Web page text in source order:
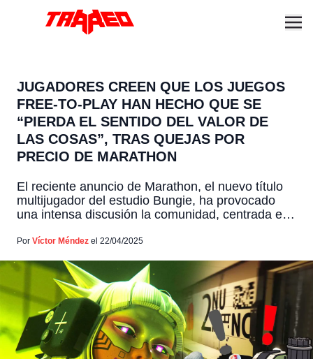
JUGADORES CREEN QUE LOS JUEGOS
FREE-TO-PLAY HAN HECHO QUE SE
“PIERDA EL SENTIDO DEL VALOR DE
LAS COSAS”, TRAS QUEJAS POR
PRECIO DE MARATHON
El reciente anuncio de Marathon, el nuevo título
multijugador del estudio Bungie, ha provocado
una intensa discusión la comunidad, centrada en
modelo económico de los videojuegos actuales
juegos y muchos han respondido que sí,
culpando al modelo […]
Por Víctor Méndez el 22/04/2025